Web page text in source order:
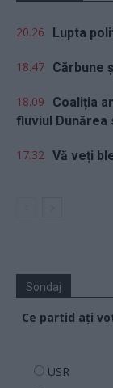
20.26 Lupta
18.47 Cărbune
18.09
Coaliția
fluviul
17.32 Vă veți
Sondaj
Ce partid ați
USR